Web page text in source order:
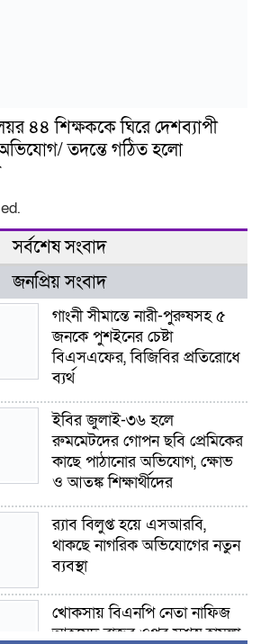
৪৪ শিক্ষককে ঘিরে দেশব্যাপী
তদন্তে গঠিত হলো
সর্বশেষ সংবাদ
জনপ্রিয় সংবাদ
গাংনী সীমান্তে নারী-পুরুষসহ ৫
জনকে পুশইনের চেষ্টা
বিএসএফের, বিজিবির প্রতিরোধে
ব্যর্থ
ইবির জুলাই-৩৬ হলে
রুমমেটদের গোপন ছবি প্রেমিকের
কাছে পাঠানোর অভিযোগ, ক্ষোভ
ও আতঙ্ক শিক্ষার্থীদের
র‍্যাব বিলুপ্ত হয়ে এসআরবি,
থাকছে নাগরিক অভিযোগের নতুন
ব্যবস্থা
খোকসায় বিএনপি নেতা নাফিজ
আহমেদ রাজুর ওপর সশস্ত্র হামলা,